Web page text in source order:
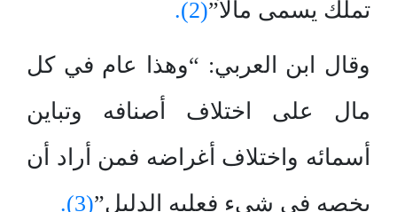
تملك يسمى مالاً”(2).
وقال ابن العربي: “وهذا عام في كل
مال على اختلاف أصنافه وتباين
أسمائه واختلاف أغراضه فمن أراد أن
يخصه في شيء فعليه الدليل”(3).